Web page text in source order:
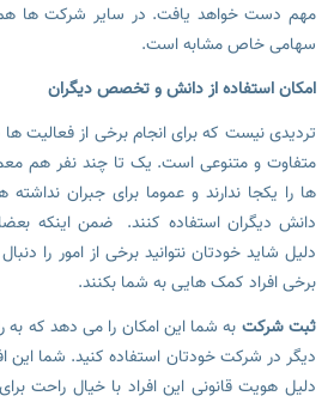
مهم دست خواهد یافت. در سایر شرکت ها هم
سهامی خاص مشابه است.
امکان استفاده از دانش و تخصص دیگران
تردیدی نیست که برای انجام برخی از فعالیت
متفاوت و متنوعی است. یک تا چند نفر هم
ها را یکجا ندارند و عموما برای جبران
دانش دیگران استفاده کنند. ضمن اینکه
دلیل شاید خودتان نتوانید برخی از امور را
برخی افراد کمک هایی به شما بکنند.
ثبت شرکت به شما این امکان را می دهد که به
دیگر در شرکت خودتان استفاده کنید. شما این
دلیل هویت قانونی این افراد با خیال راحت